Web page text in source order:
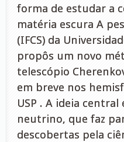
forma de estudar a
matéria escura A
(IFCS) da
propôs um novo
telescópio
em breve nos
USP . A ideia
neutrino, que faz
descobertas pela